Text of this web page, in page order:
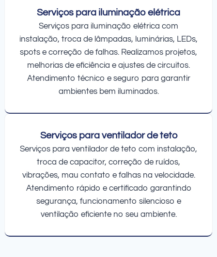
Serviços para iluminação elétrica
Serviços para iluminação elétrica com
instalação, troca de lâmpadas, luminárias, LEDs,
spots e correção de falhas. Realizamos projetos,
melhorias de eficiência e ajustes de circuitos.
Atendimento técnico e seguro para garantir
ambientes bem iluminados.
Serviços para ventilador de teto
Serviços para ventilador de teto com instalação,
troca de capacitor, correção de ruídos,
vibrações, mau contato e falhas na velocidade.
Atendimento rápido e certificado garantindo
segurança, funcionamento silencioso e
ventilação eficiente no seu ambiente.